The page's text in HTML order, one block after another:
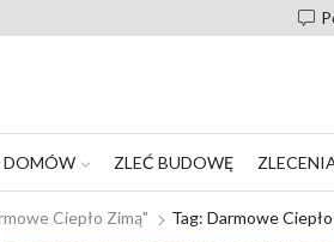
DOMÓW ZLEĆ BUDOWĘ
Ciepło Zimą" Tag: Darmowe